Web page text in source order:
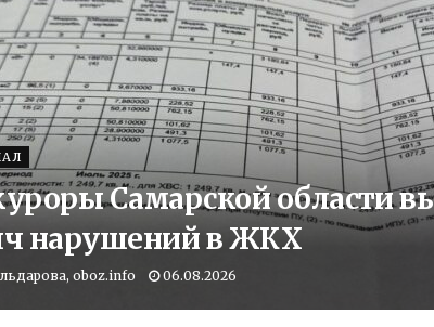
Самарской области
нарушений в ЖКХ
oboz.info 06.08.2026